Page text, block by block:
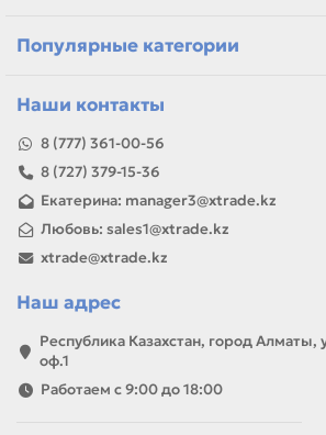
Популярные категории
Наши контакты
8 (777) 361-00-56
8 (727) 379-15-36
Екатерина: manager3@xtrade.kz
Любовь: sales1@xtrade.kz
xtrade@xtrade.kz
Наш адрес
Республика Казахстан, город Алматы,
оф.1
Работаем с 9:00 до 18:00